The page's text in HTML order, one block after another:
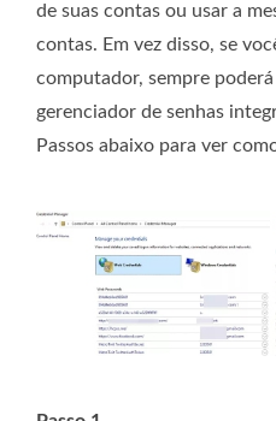
de suas contas ou usar a
contas. Em vez disso, se
computador, sempre
gerenciador de senhas
Passos abaixo para ver